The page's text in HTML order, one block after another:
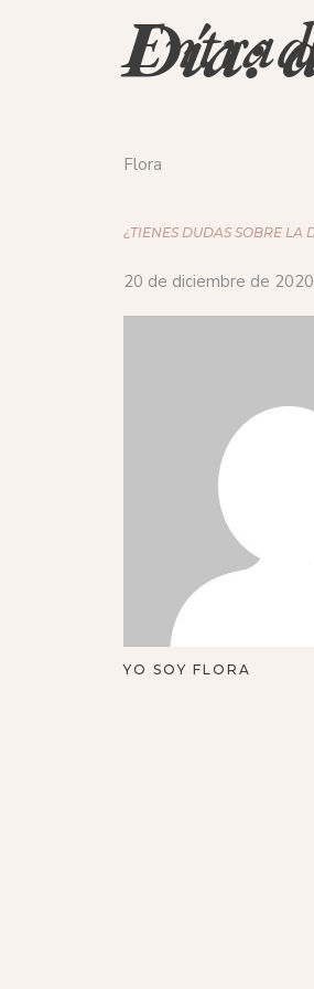
Día:
Flora
¿TIENES DUDAS SOBRE LA
20 de diciembre de 2020
YO SOY FLORA